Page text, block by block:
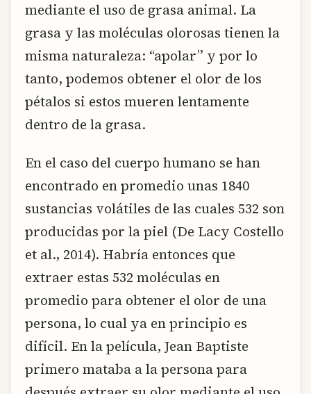
mediante el uso de grasa animal. La
grasa y las moléculas olorosas tienen la
misma naturaleza: “apolar” y por lo
tanto, podemos obtener el olor de los
pétalos si estos mueren lentamente
dentro de la grasa.
En el caso del cuerpo humano se han
encontrado en promedio unas 1840
sustancias volátiles de las cuales 532 son
producidas por la piel (De Lacy Costello
et al., 2014). Habría entonces que
extraer estas 532 moléculas en
promedio para obtener el olor de una
persona, lo cual ya en principio es
difícil. En la película, Jean Baptiste
primero mataba a la persona para